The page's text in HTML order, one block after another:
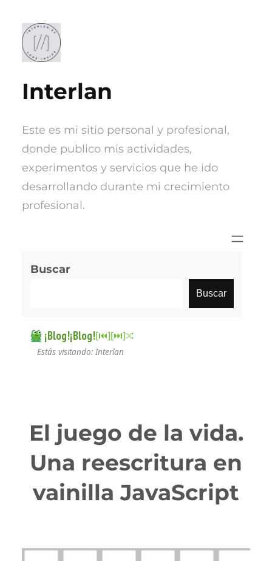
contenido
Interlan
Este es mi sitio personal y profesional,
donde publico mis actividades,
experimentos y servicios que he ido
desarrollando durante mi crecimiento
profesional.
Buscar
Buscar
¡Blog!¡Blog![⏮︎][⏭︎]
Estás visitando: Interlan
El juego de la vida.
Una reescritura en
vainilla JavaScript